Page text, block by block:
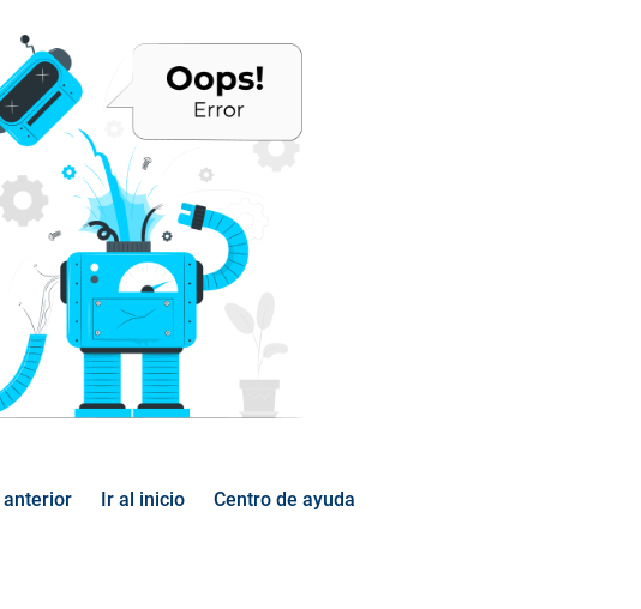
anterior Ir al inicio Centro de ayuda